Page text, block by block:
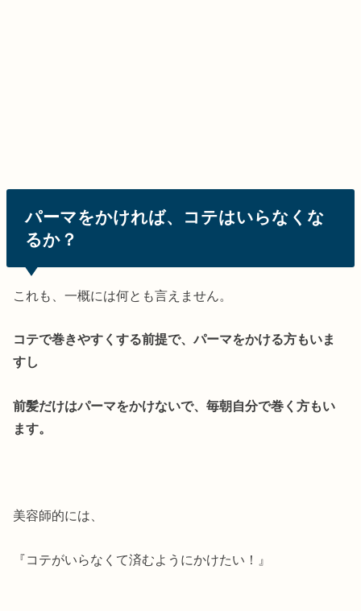
パーマをかければ、コテはいらなくな
るか？
これも、一概には何とも言えません。
コテで巻きやすくする前提で、パーマをかける方もいま
すし
前髪だけはパーマをかけないで、毎朝自分で巻く方もい
ます。
美容師的には、
『コテがいらなくて済むようにかけたい！』